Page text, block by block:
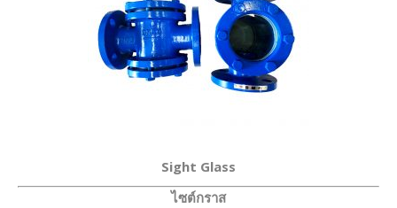
Sight Glass
ไซต์กราส